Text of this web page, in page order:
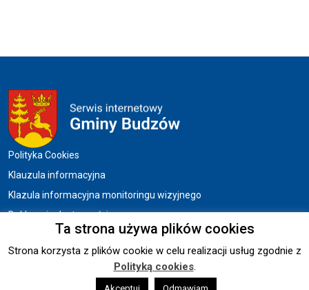
Menu w stopce
Polityka Cookies
Klauzula informacyjna
Klazula informacyjna monitoringu wizyjnego
Deklaracja dostępności
Copyright © 2026 UG BUDZÓW.
Ta strona używa plików cookies
Strona korzysta z plików cookie w celu realizacji usług zgodnie z
Polityką cookies.